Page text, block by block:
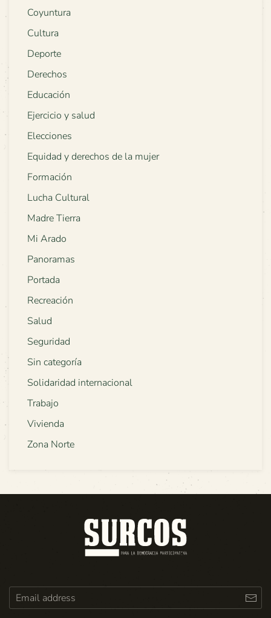
Coyuntura
Cultura
Deporte
Derechos
Educación
Ejercicio y salud
Elecciones
Equidad y derechos de la mujer
Formación
Lucha Cultural
Madre Tierra
Mi Arado
Panoramas
Portada
Recreación
Salud
Seguridad
Sin categoría
Solidaridad internacional
Trabajo
Vivienda
Zona Norte